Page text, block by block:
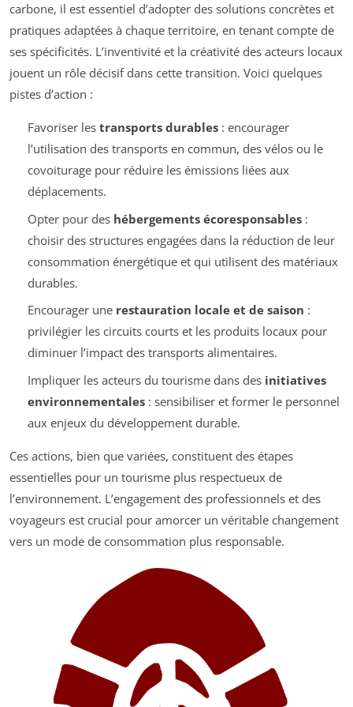
carbone, il est essentiel d’adopter des solutions concrètes et
pratiques adaptées à chaque territoire, en tenant compte de
ses spécificités. L’inventivité et la créativité des acteurs locaux
jouent un rôle décisif dans cette transition. Voici quelques
pistes d’action :
Favoriser les transports durables: encourager
l’utilisation des transports en commun, des vélos ou le
covoiturage pour réduire les émissions liées aux
déplacements.
Opter pour des hébergements écoresponsables:
choisir des structures engagées dans la réduction de leur
consommation énergétique et qui utilisent des matériaux
durables.
Encourager une restauration locale et de saison :
privilégier les circuits courts et les produits locaux pour
diminuer l’impact des transports alimentaires.
Impliquer les acteurs du tourisme dans des initiatives
environnementales: sensibiliser et former le personnel
aux enjeux du développement durable.
Ces actions, bien que variées, constituent des étapes
essentielles pour un tourisme plus respectueux de
l’environnement. L’engagement des professionnels et des
voyageurs est crucial pour amorcer un véritable changement
vers un mode de consommation plus responsable.